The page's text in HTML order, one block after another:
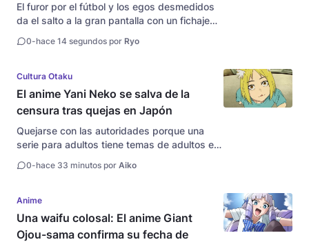
El furor por el fútbol y los egos desmedidos
da el salto a la gran pantalla con un fichaje
inconfundible cantante Ado sorprendió a
oficialmente el...
0-hace 14 segundos por Ryo
Cultura Otaku
El anime Yani Neko se salva de la
censura tras quejas en Japón
Quejarse con las autoridades porque una
serie para adultos tiene temas de adultos es
Organización para la Mejora de Programas y
comunidad como la temida BPO) acaba...
0-hace 33 minutos por Aiko
Anime
Una waifu colosal: El anime Giant
Ojou-sama confirma su fecha de